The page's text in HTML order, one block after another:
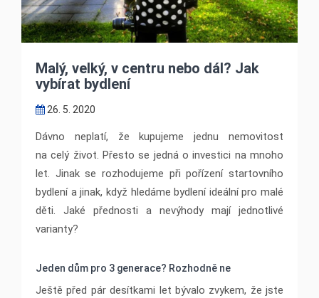
Malý, velký, v centru nebo dál? Jak
vybírat bydlení
26. 5. 2020
Dávno neplatí, že kupujeme jednu nemovitost
na celý život. Přesto se jedná o investici na mnoho
let. Jinak se rozhodujeme při pořízení startovního
bydlení a jinak, když hledáme bydlení ideální pro malé
děti. Jaké přednosti a nevýhody mají jednotlivé
varianty?
Jeden dům pro 3 generace? Rozhodně ne
Ještě před pár desítkami let bývalo zvykem, že jste